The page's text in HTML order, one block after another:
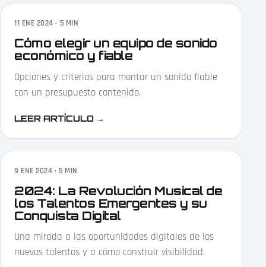
11 ENE 2024 · 5 MIN
Cómo elegir un equipo de sonido
económico y fiable
Opciones y criterios para montar un sonido fiable
con un presupuesto contenido.
LEER ARTÍCULO →
9 ENE 2024 · 5 MIN
2024: La Revolución Musical de
los Talentos Emergentes y su
Conquista Digital
Una mirada a las oportunidades digitales de los
nuevos talentos y a cómo construir visibilidad.